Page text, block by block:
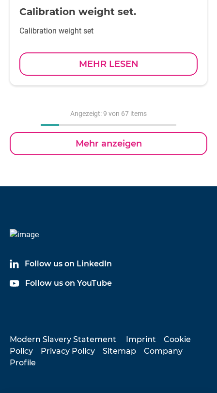
Calibration weight set.
Calibration weight set
MEHR LESEN
Angezeigt:9 von 67 items
Mehr anzeigen
Follow us on LinkedIn
Follow us on YouTube
Modern Slavery Statement Imprint
Cookie
Policy
Privacy Policy Sitemap
Company
Profile